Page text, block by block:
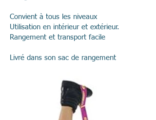
Convient à tous les niveaux
Utilisation en intérieur et extérieur.
Rangement et transport facile
Livré dans son sac de rangement